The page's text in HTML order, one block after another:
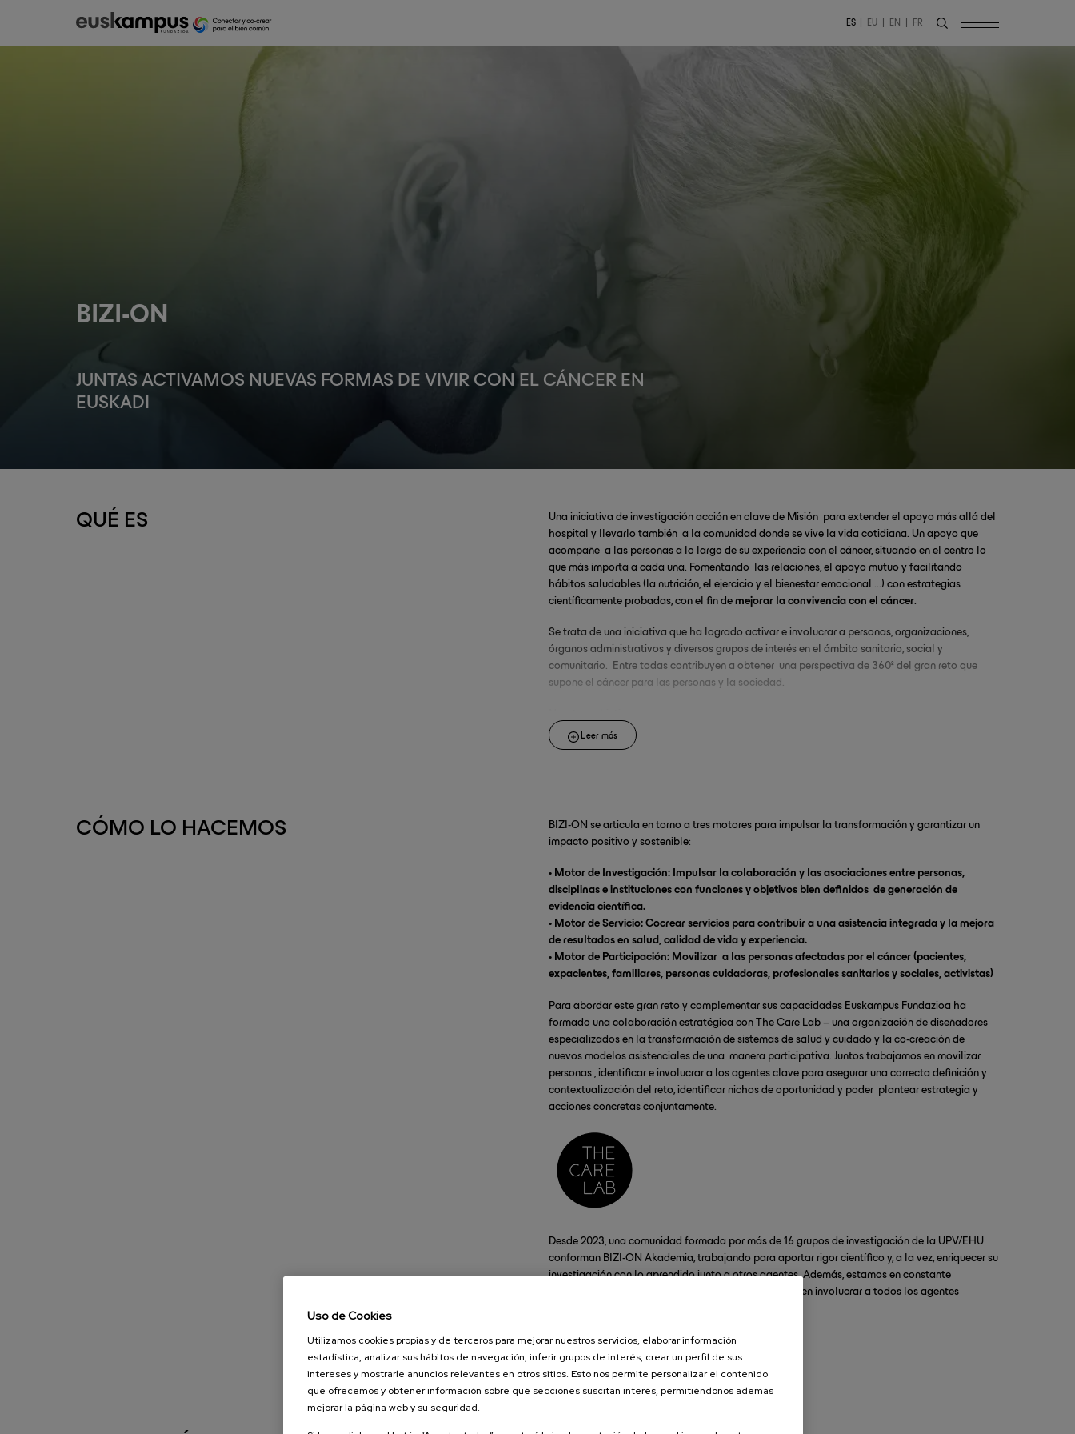
ES EU EN FR
BIZI-ON
JUNTAS ACTIVAMOS NUEVAS FORMAS DE VIVIR CON EL CÁNCER EN
EUSKADI
QUÉ ES
Una iniciativa de investigación acción en clave de Misión para extender el apoyo más allá del
hospital y llevarlo también a la comunidad donde se vive la vida cotidiana. Un apoyo que
acompañe a las personas a lo largo de su experiencia con el cáncer, situando en el centro lo
que más importa a cada una. Fomentando las relaciones, el apoyo mutuo y facilitando
hábitos saludables (la nutrición, el ejercicio y el bienestar emocional ...) con estrategias
científicamente probadas, con el fin demejorar la convivencia con el cáncer.
Se trata de una iniciativa que ha logrado activar e involucrar a personas, organizaciones,
órganos administrativos y diversos grupos de interés en el ámbito sanitario, social y
comunitario. Entre todas contribuyen a obtener una perspectiva de 360º del gran reto que
supone el cáncer para las personas y la sociedad.
1.
Movilizar y empoderar a la ciudadanía
profesionales)para definir cómo la sociedad vasca acompaña al cáncer
4. Generar conocimiento y evidencia científica para habilitar y capacitar el sistema.
Leer más
CÓMO LO HACEMOS
BIZI-ON se articula en torno a tres motores para impulsar la transformación y garantizar un
impacto positivo y sostenible:
• Motor de Investigación: Impulsar la colaboración y las asociaciones entre personas,
disciplinas e instituciones con funciones y objetivos bien definidos de generación de
evidencia científica.
• Motor de Servicio: Cocrear servicios para contribuir a una asistencia integrada y la mejora
de resultados en salud, calidad de vida y experiencia.
• Motor de Participación: Movilizar a las personas afectadas por el cáncer (pacientes,
expacientes, familiares, personas cuidadoras, profesionales sanitarios y sociales, activistas)
Para abordar este gran reto y complementar sus capacidades Euskampus Fundazioa ha
formado una colaboración estratégica con The Care Lab – una organización de diseñadores
especializados en la transformación de sistemas de salud y cuidado y la co-creación de
nuevos modelos asistenciales de una manera participativa. Juntos trabajamos en movilizar
personas , identificar e involucrar a los agentes clave para asegurar una correcta definición y
contextualización del reto, identificar nichos de oportunidad y poder plantear estrategia y
acciones concretas conjuntamente.
Desde 2023, una comunidad formada por más de 16 grupos de investigación de la UPV/EHU
conforman BIZI-ON Akademia, trabajando para aportar rigor científico y, a la vez, enriquecer su
investigación con lo aprendido junto a otros agentes. Además, estamos en constante
búsqueda de nuevas capacidades de investigación y en involucrar a todos los agentes
Uso de Cookies
Utilizamos cookies propias y de terceros para mejorar nuestros servicios, elaborar información
estadística, analizar sus hábitos de navegación, inferir grupos de interés, crear un perfil de sus
intereses y mostrarle anuncios relevantes en otros sitios. Esto nos permite personalizar el contenido
que ofrecemos y obtener información sobre qué secciones suscitan interés, permitiéndonos además
mejorar la página web y su seguridad.